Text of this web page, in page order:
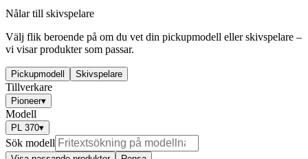
Nålar till skivspelare
Välj flik beroende på om du vet din pickupmodell eller skivspelare –
vi visar produkter som passar.
Pickupmodell Skivspelare
Tillverkare
Pioneer▾
Modell
PL 370▾
Sök modell